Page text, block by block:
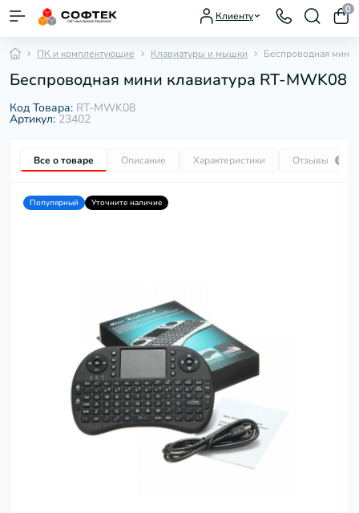
Клиенту
0
ПК и комплектующие Клавиатуры и мышки Беспроводная мини
Беспроводная мини клавиатура RT-MWK08
Код Товара: RT-MWK08
Артикул: 23402
Все о товаре Описание Характеристики Отзывы 0
Популярный Уточните наличие